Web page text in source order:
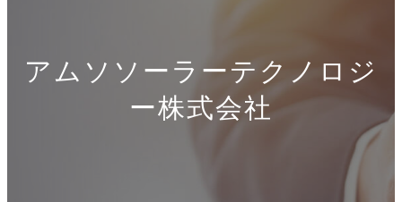
アムソソーラーテクノロジ
ー株式会社